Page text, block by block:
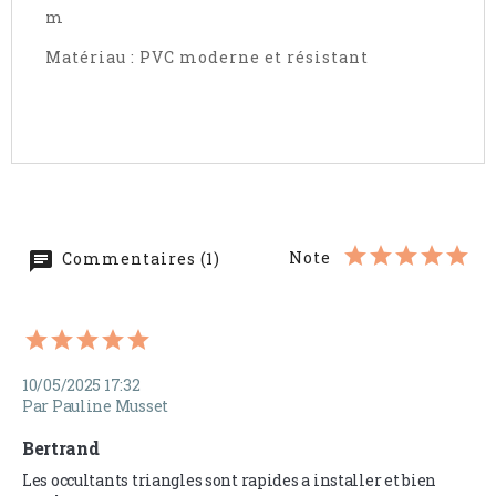
m
Matériau : PVC moderne et résistant
Commentaires (1) Note
10/05/2025 17:32
Par Pauline Musset
Bertrand
Les occultants triangles sont rapides a installer et bien